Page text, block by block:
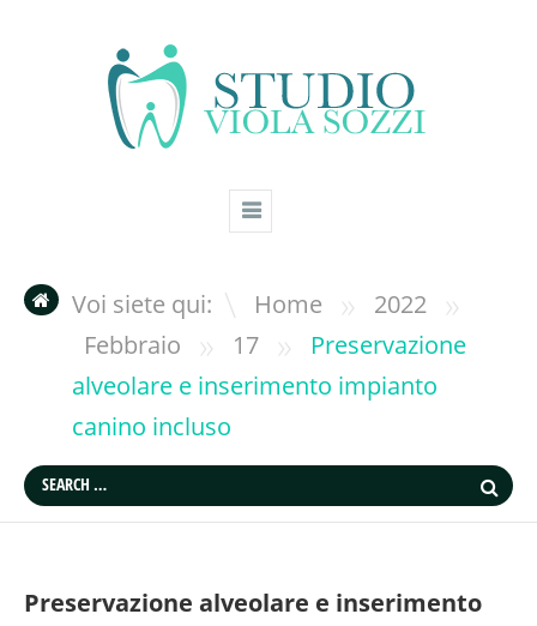
Voi siete qui: Home » 2022 »
Febbraio » 17 »
Preservazione
alveolare e inserimento impianto
canino incluso
Preservazione alveolare e inserimento